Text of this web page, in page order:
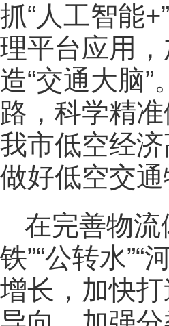
抓“人工智能
理平台应用
造“交通大脑
路，科学精
我市低空经
做好低空交
在完善物流
铁”“公转水”“
增长，加快